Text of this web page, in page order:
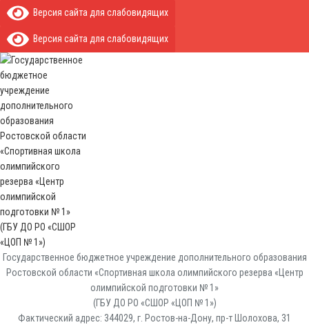
Версия сайта для слабовидящих
Версия сайта для слабовидящих
Государственное бюджетное учреждение дополнительного образования
Ростовской области «Спортивная школа олимпийского резерва «Центр
олимпийской подготовки № 1»
(ГБУ ДО РО «СШОР «ЦОП № 1»)
Фактический адрес: 344029, г. Ростов-на-Дону, пр-т Шолохова, 31